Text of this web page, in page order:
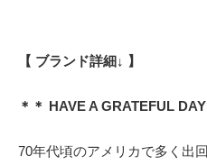
【 ブランド詳細↓ 】
＊＊ HAVE A GRATEFUL DAY
70年代頃のアメリカで多く出